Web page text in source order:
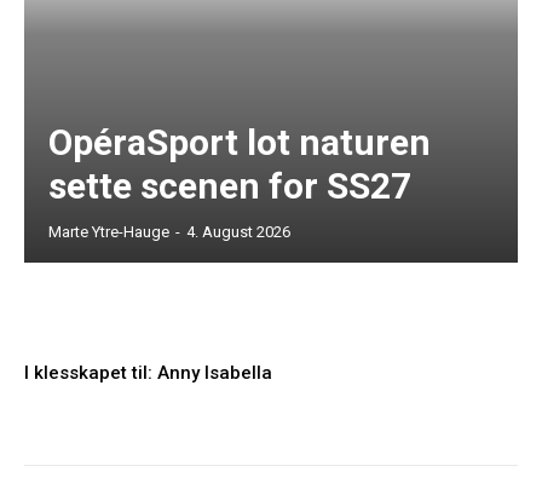
OpéraSport lot naturen
sette scenen for SS27
Marte Ytre-Hauge - 4. August 2026
I klesskapet til: Anny Isabella